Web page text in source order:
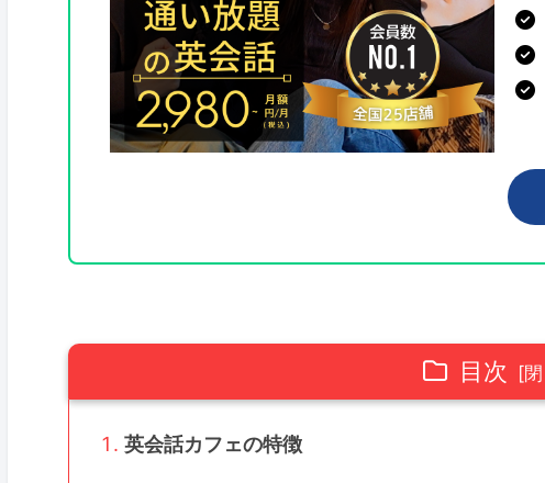
目次
英会話カフェの特徴